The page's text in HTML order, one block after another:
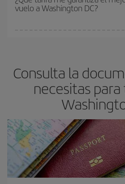
y de que las tarifas más baratas
vuelo a Washington DC?
Consulta la
necesitas